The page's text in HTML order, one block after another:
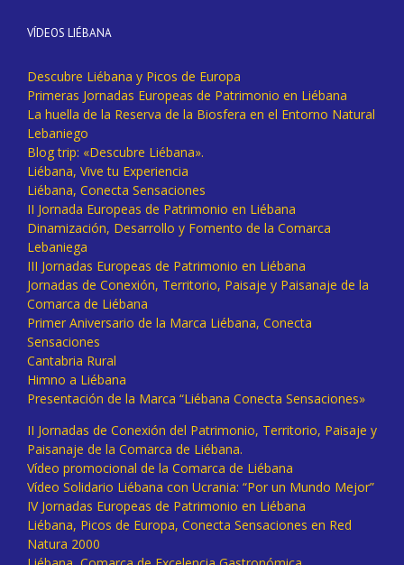
VÍDEOS LIÉBANA
Descubre Liébana y Picos de Europa
Primeras Jornadas Europeas de Patrimonio en Liébana
La huella de la Reserva de la Biosfera en el Entorno Natural
Lebaniego
Blog trip: «Descubre Liébana».
Liébana, Vive tu Experiencia
Liébana, Conecta Sensaciones
II Jornada Europeas de Patrimonio en Liébana
Dinamización, Desarrollo y Fomento de la Comarca
Lebaniega
III Jornadas Europeas de Patrimonio en Liébana
Jornadas de Conexión, Territorio, Paisaje y Paisanaje de la
Comarca de Liébana
Primer Aniversario de la Marca Liébana, Conecta
Sensaciones
Cantabria Rural
Himno a Liébana
Presentación de la Marca “Liébana Conecta Sensaciones»
II Jornadas de Conexión del Patrimonio, Territorio, Paisaje y
Paisanaje de la Comarca de Liébana.
Vídeo promocional de la Comarca de Liébana
Vídeo Solidario Liébana con Ucrania: “Por un Mundo Mejor”
IV Jornadas Europeas de Patrimonio en Liébana
Liébana, Picos de Europa, Conecta Sensaciones en Red
Natura 2000